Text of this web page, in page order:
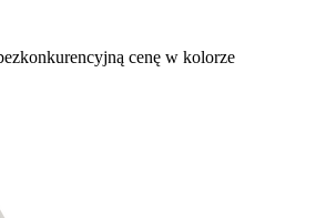
cenę w kolorze